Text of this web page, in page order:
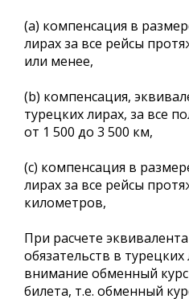
(a) компенсация в
лирах за все рейсы
или менее,
(b) компенсация,
турецких лирах, за все
от 1 500 до 3 500 км,
(c) компенсация в
лирах за все рейсы
километров,
При расчете
обязательств в
внимание обменный
билета, т.е. обменный